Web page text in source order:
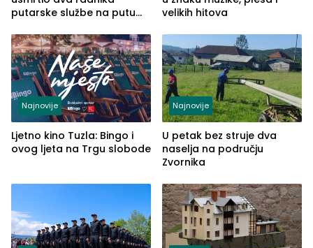
putarske službe na putu
(FOTO)
velikih hitova
Najnovije
Ljetno kino Tuzla: Bingo i
ovog ljeta na Trgu slobode
Najnovije
U petak bez struje dva
naselja na području
Zvornika